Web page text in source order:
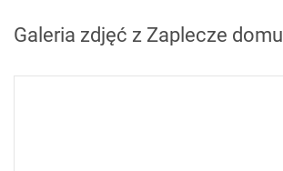
Galeria zdjęć z Zaplecze domu